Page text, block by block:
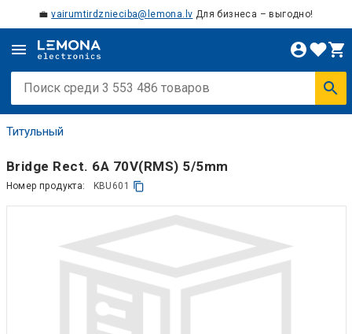
💼vairumtirdznieciba@lemona.lv Для бизнеса – выгодно!
Титульный
Bridge Rect. 6A 70V(RMS) 5/5mm
Номер продукта: KBU601